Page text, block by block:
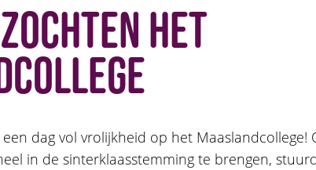
het
dag vol vrolijkheid op het Maaslandcollege!
in de sinterklaasstemming te brengen,